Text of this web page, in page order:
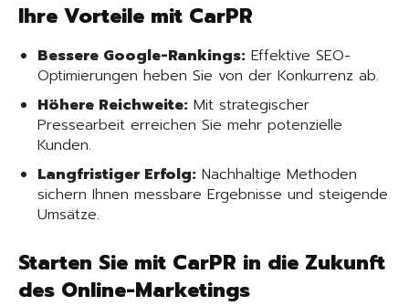
Ihre Vorteile mit CarPR
Bessere Google-Rankings: Effektive SEO-
Optimierungen heben Sie von der Konkurrenz ab.
Höhere Reichweite: Mit strategischer
Pressearbeit erreichen Sie mehr potenzielle
Kunden.
Langfristiger Erfolg: Nachhaltige Methoden
sichern Ihnen messbare Ergebnisse und steigende
Umsätze.
Starten Sie mit CarPR in die Zukunft
des Online-Marketings